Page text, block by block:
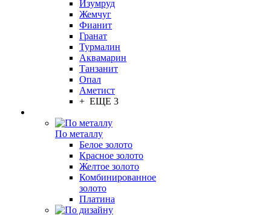
Изумруд
Жемчуг
Фианит
Гранат
Турмалин
Аквамарин
Танзанит
Опал
Аметист
+ ЕЩЕ 3
По металлу
Белое золото
Красное золото
Желтое золото
Комбинированное
золото
Платина